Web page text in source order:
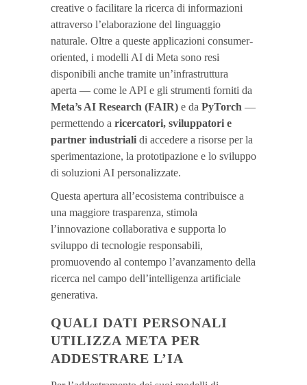
creative o facilitare la ricerca di informazioni
attraverso l’elaborazione del linguaggio
naturale. Oltre a queste applicazioni consumer-
oriented, i modelli AI di Meta sono resi
disponibili anche tramite un’infrastruttura
aperta — come le API e gli strumenti forniti da
Meta’s AI Research (FAIR) e da PyTorch —
permettendo a ricercatori, sviluppatori e
partner industriali di accedere a risorse per la
sperimentazione, la prototipazione e lo sviluppo
di soluzioni AI personalizzate.
Questa apertura all’ecosistema contribuisce a
una maggiore trasparenza, stimola
l’innovazione collaborativa e supporta lo
sviluppo di tecnologie responsabili,
promuovendo al contempo l’avanzamento della
ricerca nel campo dell’intelligenza artificiale
generativa.
QUALI DATI PERSONALI
UTILIZZA META PER
ADDESTRARE L’IA